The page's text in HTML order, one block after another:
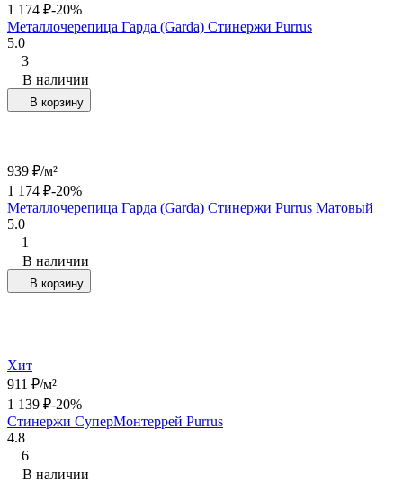
1 174 ₽-20%
Металлочерепица Гарда (Garda) Стинержи Purrus
5.0
3
В наличии
В корзину
939 ₽/м²
1 174 ₽-20%
Металлочерепица Гарда (Garda) Стинержи Purrus Матовый
5.0
1
В наличии
В корзину
Хит
911 ₽/м²
1 139 ₽-20%
Стинержи СуперМонтеррей Purrus
4.8
6
В наличии